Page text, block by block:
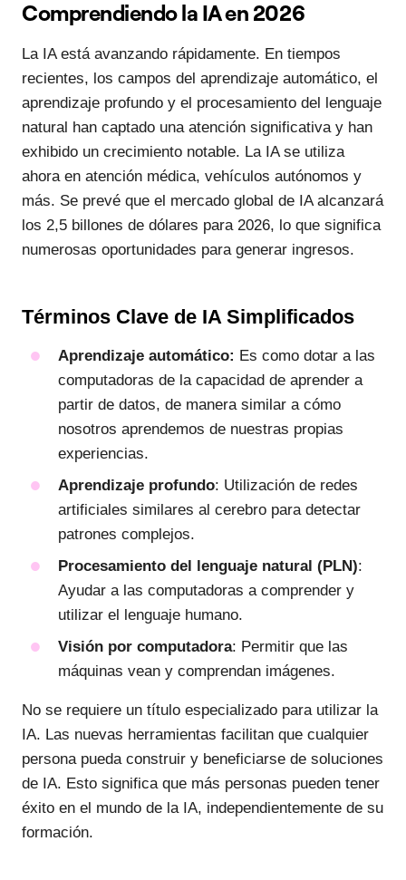
Comprendiendo la IA en 2026
La IA está avanzando rápidamente. En tiempos
recientes, los campos del aprendizaje automático, el
aprendizaje profundo y el procesamiento del lenguaje
natural han captado una atención significativa y han
exhibido un crecimiento notable. La IA se utiliza
ahora en atención médica, vehículos autónomos y
más. Se prevé que el mercado global de IA alcanzará
los 2,5 billones de dólares para 2026, lo que significa
numerosas oportunidades para generar ingresos.
Términos Clave de IA Simplificados
Aprendizaje automático: Es como dotar a las
computadoras de la capacidad de aprender a
partir de datos, de manera similar a cómo
nosotros aprendemos de nuestras propias
experiencias.
Aprendizaje profundo: Utilización de redes
artificiales similares al cerebro para detectar
patrones complejos.
Procesamiento del lenguaje natural (PLN):
Ayudar a las computadoras a comprender y
utilizar el lenguaje humano.
Visión por computadora: Permitir que las
máquinas vean y comprendan imágenes.
No se requiere un título especializado para utilizar la
IA. Las nuevas herramientas facilitan que cualquier
persona pueda construir y beneficiarse de soluciones
de IA. Esto significa que más personas pueden tener
éxito en el mundo de la IA, independientemente de su
formación.